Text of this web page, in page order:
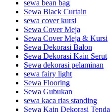
sewa bean bag
Sewa Black Curtain
sewa cover kursi
Sewa Cover Meja
Sewa Cover Meja & Kursi
Sewa Dekorasi Balon
Sewa Dekorasi Kain Serut
Sewa dekorasi pelaminan
sewa fairy light
Sewa Flooring
Sewa Gubukan
sewa kaca rias standing
Sewa Kain Dekorasi Tenda